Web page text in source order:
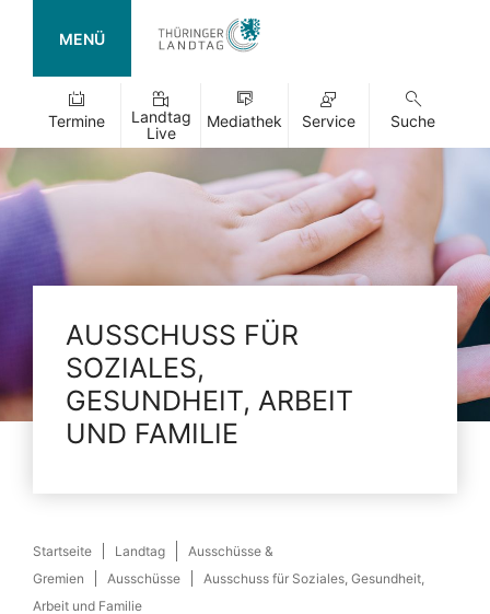
MENÜ
Termine
Landtag
Live
Mediathek Service Suche
AUSSCHUSS FÜR
SOZIALES,
GESUNDHEIT, ARBEIT
UND FAMILIE
Startseite Landtag
Ausschüsse &
Gremien
Ausschüsse
Ausschuss für Soziales, Gesundheit,
Arbeit und Familie